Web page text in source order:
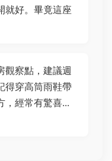
好。畢竟這座
觀察點，建議週
得穿高筒雨鞋帶
，經常有驚喜...